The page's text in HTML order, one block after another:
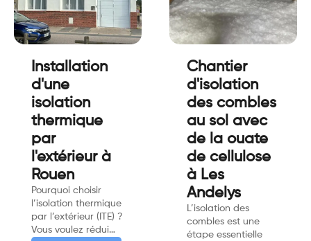
Installation
d'une
isolation
thermique
par
l'extérieur à
Rouen
Pourquoi choisir
l’isolation thermique
par l’extérieur (ITE) ?
Vous voulez rédui…
Chantier
d'isolation
des combles
au sol avec
de la ouate
de cellulose
à Les
Andelys
L’isolation des
combles est une
étape essentielle